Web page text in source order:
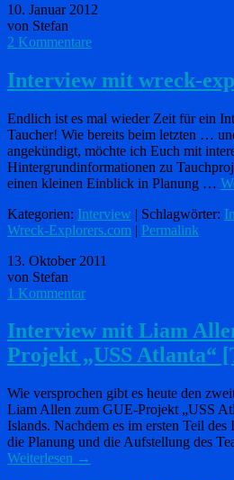
10. Januar 2012
von Stefan
2 Kommentare
Interview mit wreck-
Endlich ist es mal wieder Zeit für ein
Taucher! Wie bereits beim letzten …
angekündigt, möchte ich Euch mit
Hintergrundinformationen zu
einen kleinen Einblick in Planung …
Kategorien: Interview | Schlagwörter:
Wreck-Explorers.com | Permalink
13. Oktober 2011
von Stefan
1 Kommentar
Interview mit Liam
Projekt „USS Atlanta“
Wie versprochen gibt es heute den
Liam Allen zum GUE-Projekt „USS
Islands. Nachdem es im ersten Teil
die Planung und die Aufstellung des
Weiterlesen →